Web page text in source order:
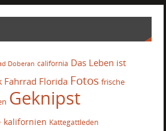
Doberan california Das Leben ist
Fahrrad Florida Fotos frische
Geknipst
kalifornien Kattegattleden